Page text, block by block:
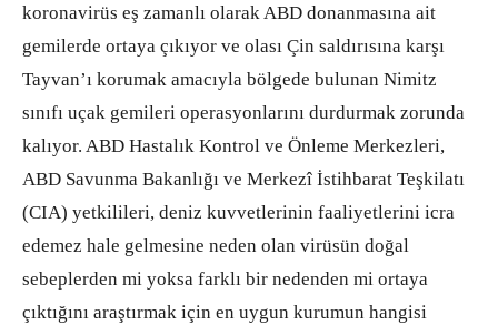
koronavirüs eş zamanlı olarak ABD donanmasına ait
gemilerde ortaya çıkıyor ve olası Çin saldırısına karşı
Tayvan’ı korumak amacıyla bölgede bulunan Nimitz
sınıfı uçak gemileri operasyonlarını durdurmak zorunda
kalıyor. ABD Hastalık Kontrol ve Önleme Merkezleri,
ABD Savunma Bakanlığı ve Merkezî İstihbarat Teşkilatı
(CIA) yetkilileri, deniz kuvvetlerinin faaliyetlerini icra
edemez hale gelmesine neden olan virüsün doğal
sebeplerden mi yoksa farklı bir nedenden mi ortaya
çıktığını araştırmak için en uygun kurumun hangisi